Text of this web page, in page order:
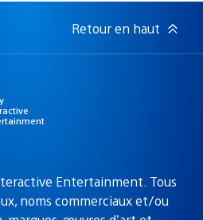
Retour en haut
Entertainment. Tous
noms commerciaux et/ou